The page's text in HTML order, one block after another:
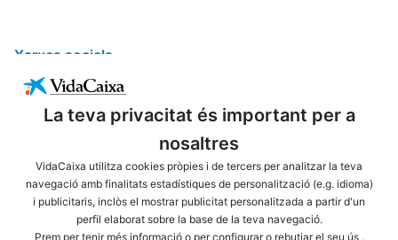
La teva privacitat és important per a
nosaltres
VidaCaixa utilitza cookies pròpies i de tercers per analitzar la teva
navegació amb finalitats estadístiques de personalització (e.g. idioma)
i publicitaris, inclòs el mostrar publicitat personalitzada a partir d'un
perfil elaborat sobre la base de la teva navegació.
Prem per tenir més informacióo perconfigurar o rebutjar el seu ús.
Xarxes socials
ENLLAÇOS D'INTERÈS AVÍS LEGAL
PRIVACITAT POLÍTICA DE COOKIES